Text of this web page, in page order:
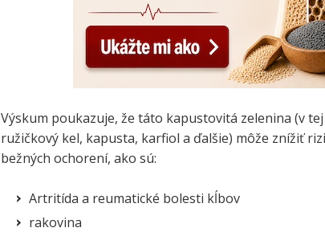
Výskum poukazuje, že táto kapustovitá zelenina (v
ružičkový kel, kapusta, karfiol a ďalšie) môže znížiť
bežných ochorení, ako sú:
Artritída a reumatické bolesti kĺbov
rakovina